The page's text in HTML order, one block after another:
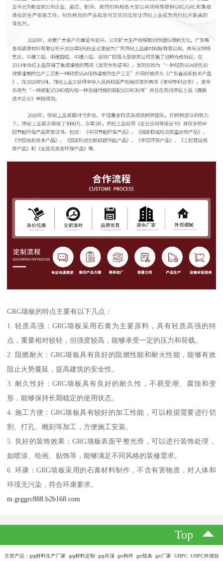
GRG墙板的特点主要有以下几点：
1. 轻质高强：GRG墙板采用石膏为主要原料，具有轻质高强的特
点，重量相对较轻，但强度较高，能够承受一定的压力和荷载。
2. 阻燃耐火：GRG墙板具有良好的阻燃性能和耐火性能，能够有效
阻止火势蔓延，提高建筑的安全性。
3. 耐久性好：GRG墙板具有良好的耐久性，不易受潮、腐蚀和变
形，能够保持长期稳定的使用状态。
4. 施工方便：GRG墙板具有较好的加工性能，可以根据需要进行切
割、打孔、雕刻等加工，方便施工安装。
5. 良好的装饰效果：GRG墙板表面平整光滑，可以进行装饰处理，
如喷涂、绘画、贴饰等，能够满足不同风格的装修需求。
6. 环康：GRG墙板采用的石膏材料制作，不含有害物质，对人体和
环境无污染，符合环康要求。
m.grggrc888.b2b168.com
Top
主营产品：grg材料生产厂家 grg材料定制 grg吊顶 grc构件 grc线条 grc厂家 UHPC UHPC外墙挂